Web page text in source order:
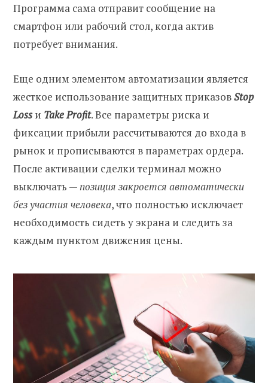
Программа сама отправит сообщение на
смартфон или рабочий стол, когда актив
потребует внимания.
Еще одним элементом автоматизации является
жесткое использование защитных приказовStop
Lossи Take Profit. Все параметры риска и
фиксации прибыли рассчитываются до входа в
рынок и прописываются в параметрах ордера.
После активации сделки терминал можно
выключать —позиция закроется автоматически
без участия человека, что полностью исключает
необходимость сидеть у экрана и следить за
каждым пунктом движения цены.